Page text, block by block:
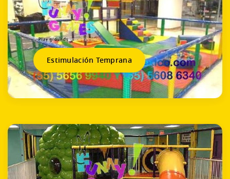
Estimulación Temprana